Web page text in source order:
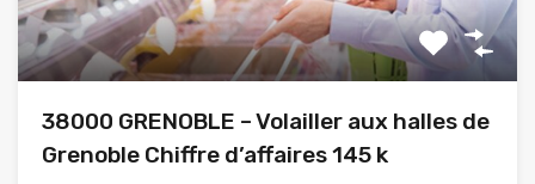
38000 GRENOBLE – Volailler aux halles de
Grenoble Chiffre d’affaires 145 k